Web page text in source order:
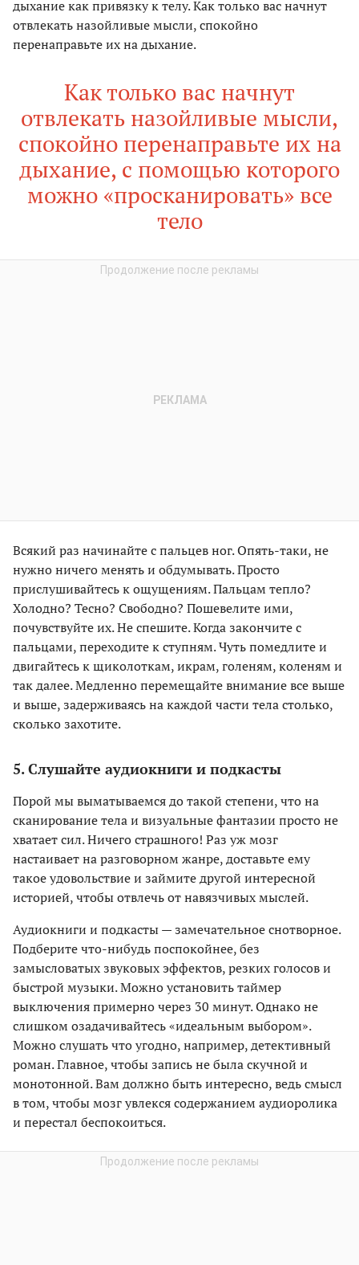
дыхание как привязку к телу. Как только вас начнут
отвлекать назойливые мысли, спокойно
перенаправьте их на дыхание.
Как только вас начнут
отвлекать назойливые мысли,
спокойно перенаправьте их на
дыхание, с помощью которого
можно «просканировать» все
тело
Всякий раз начинайте с пальцев ног. Опять-таки, не
нужно ничего менять и обдумывать. Просто
прислушивайтесь к ощущениям. Пальцам тепло?
Холодно? Тесно? Свободно? Пошевелите ими,
почувствуйте их. Не спешите. Когда закончите с
пальцами, переходите к ступням. Чуть помедлите и
двигайтесь к щиколоткам, икрам, голеням, коленям и
так далее. Медленно перемещайте внимание все выше
и выше, задерживаясь на каждой части тела столько,
сколько захотите.
5. Слушайте аудиокниги и подкасты
Порой мы выматываемся до такой степени, что на
сканирование тела и визуальные фантазии просто не
хватает сил. Ничего страшного! Раз уж мозг
настаивает на разговорном жанре, доставьте ему
такое удовольствие и займите другой интересной
историей, чтобы отвлечь от навязчивых мыслей.
Аудиокниги и подкасты — замечательное снотворное.
Подберите что-нибудь поспокойнее, без
замысловатых звуковых эффектов, резких голосов и
быстрой музыки. Можно установить таймер
выключения примерно через 30 минут. Однако не
слишком озадачивайтесь «идеальным выбором».
Можно слушать что угодно, например, детективный
роман. Главное, чтобы запись не была скучной и
монотонной. Вам должно быть интересно, ведь смысл
в том, чтобы мозг увлекся содержанием аудиоролика
и перестал беспокоиться.